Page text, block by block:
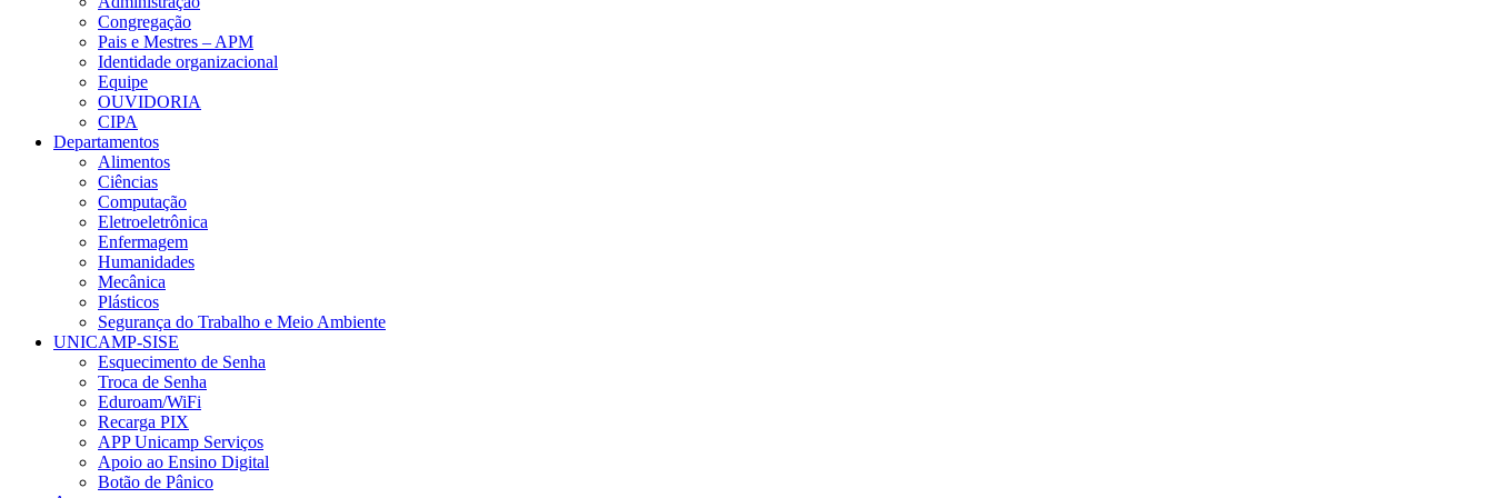
Congregação
Pais e Mestres – APM
Identidade organizacional
Equipe
OUVIDORIA
CIPA
Departamentos
Alimentos
Ciências
Computação
Eletroeletrônica
Enfermagem
Humanidades
Mecânica
Plásticos
Segurança do Trabalho e Meio Ambiente
UNICAMP-SISE
Esquecimento de Senha
Troca de Senha
Eduroam/WiFi
Recarga PIX
APP Unicamp Serviços
Apoio ao Ensino Digital
Botão de Pânico